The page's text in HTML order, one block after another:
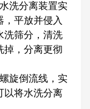
洗分离装置实
，平放并侵入
洗筛分，清洗
掉，分离更彻
旋倒流线，实
以将水洗分离